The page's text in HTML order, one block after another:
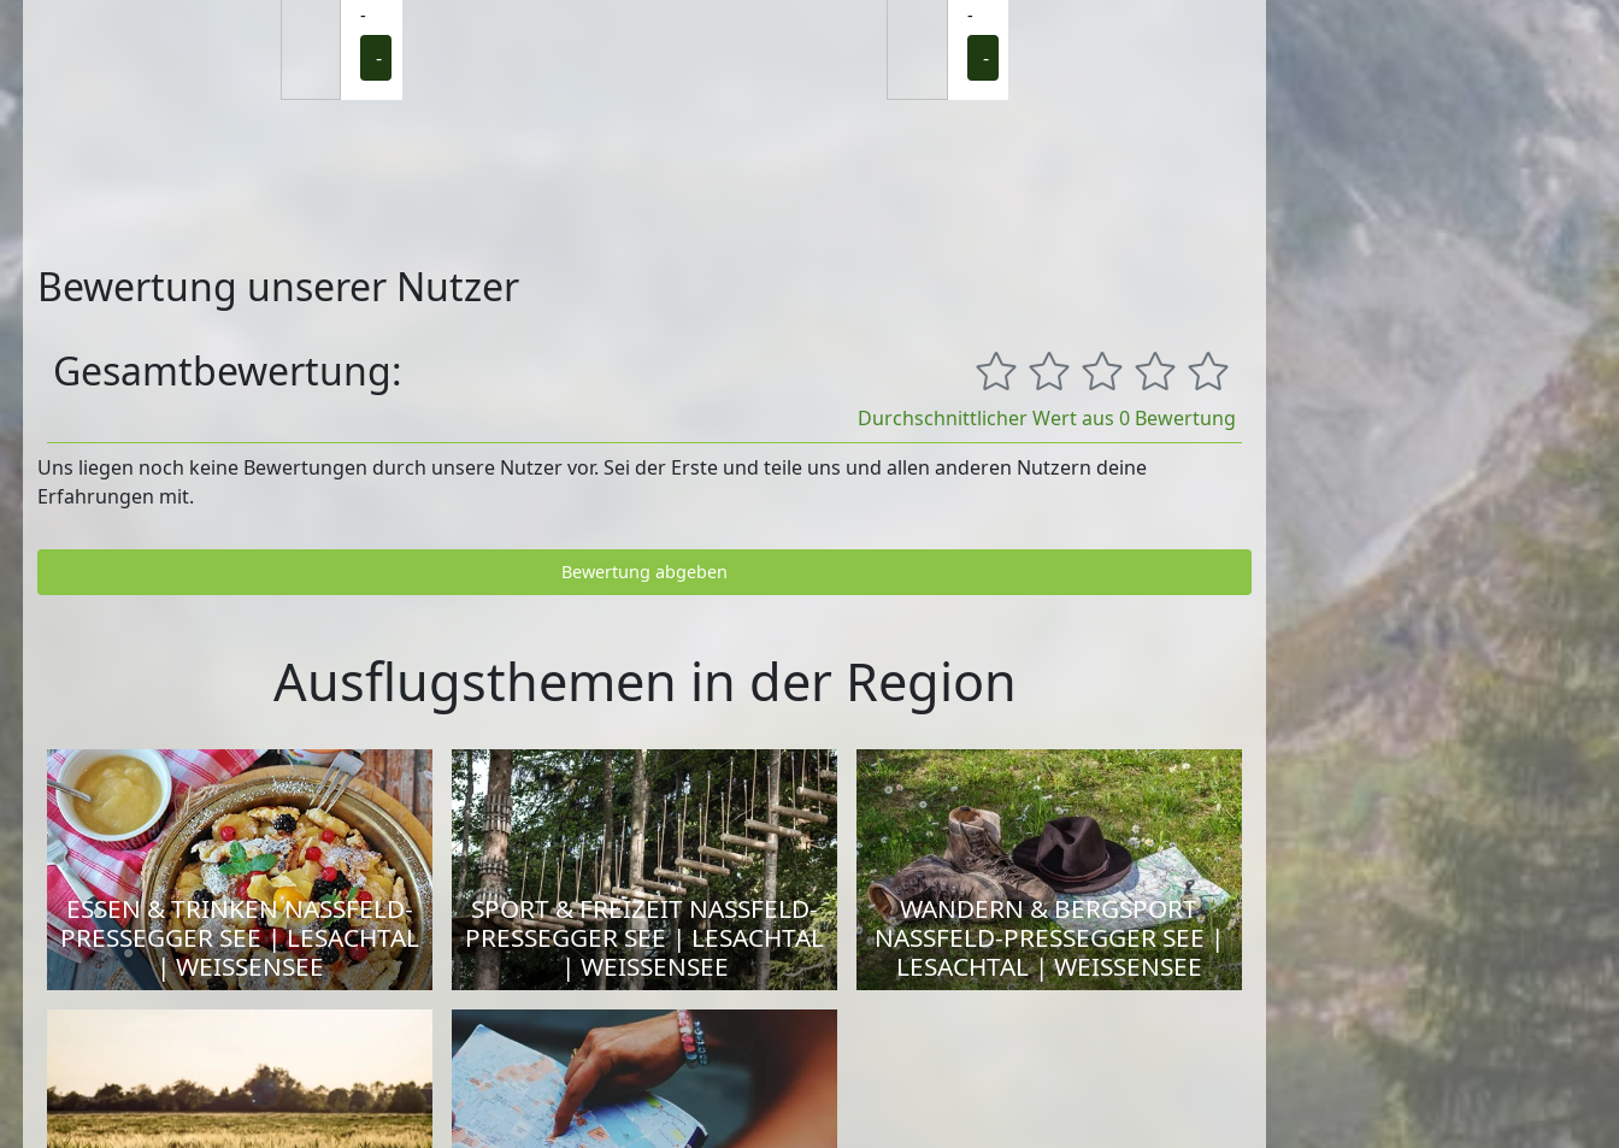
-
-
-
-
Bewertung unserer Nutzer
Gesamtbewertung:
Durchschnittlicher Wert aus 0 Bewertung
Uns liegen noch keine Bewertungen durch unsere Nutzer vor. Sei der Erste und teile uns und allen anderen Nutzern deine
Erfahrungen mit.
Bewertung abgeben
Ausflugsthemen in der Region
ESSEN & TRINKEN NASSFELD-
PRESSEGGER SEE | LESACHTAL
| WEISSENSEE
SPORT & FREIZEIT NASSFELD-
PRESSEGGER SEE | LESACHTAL
| WEISSENSEE
WANDERN & BERGSPORT
NASSFELD-PRESSEGGER SEE |
LESACHTAL | WEISSENSEE